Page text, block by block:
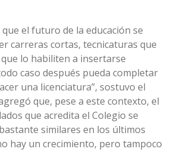
el futuro de la educación se
carreras cortas, tecnicaturas que
lo habiliten a insertarse
caso después pueda completar
una licenciatura”, sostuvo el
que, pese a este contexto, el
que acredita el Colegio se
similares en los últimos
hay un crecimiento, pero tampoco